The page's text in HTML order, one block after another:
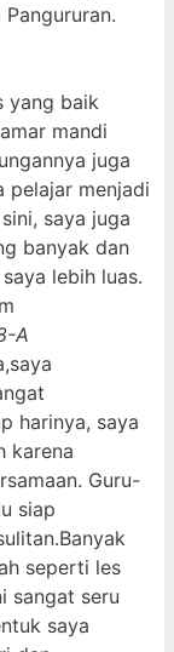
yang baik
mandi
juga
pelajar menjadi
saya juga
banyak dan
lebih luas.
A
harinya, saya
karena
Guru-
siap
seperti les
sangat seru
saya